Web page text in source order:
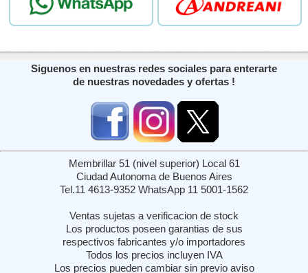
Siguenos en nuestras redes sociales para enterarte
de nuestras novedades y ofertas !
Membrillar 51 (nivel superior) Local 61
Ciudad Autonoma de Buenos Aires
Tel.11 4613-9352 WhatsApp 11 5001-1562
Ventas sujetas a verificacion de stock
Los productos poseen garantias de sus
respectivos fabricantes y/o importadores
Todos los precios incluyen IVA
Los precios pueden cambiar sin previo aviso